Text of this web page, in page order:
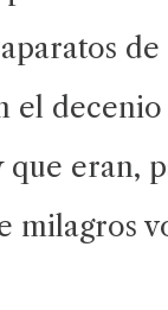
de
el decenio
eran,
milagros